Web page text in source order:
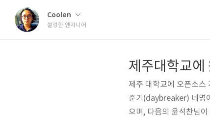
Coolen
썰렁한 엔지니어
제주대학교에
제주 대학교에 오픈소스
준기(daybreaker) 네명
으며, 다음의 윤석찬님